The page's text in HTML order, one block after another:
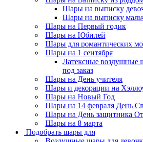
Шары на выписку
Шары на выписку
Шары на Первый годик
Шары на Юбилей
Шары для романтических
Шары на 1 сентября
Латексные воздушные
под заказ
Шары на День учителя
Шары и декорации на
Шары на Новый Год
Шары на 14 февраля День
Шары на День защитника
Шары на 8 марта
Подобрать шары для